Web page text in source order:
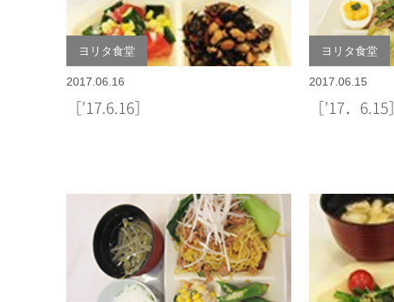
ヨリタ食堂
2017.06.16
［’17.6.16］
ヨリタ食堂
2017.06.15
［’17．6.15］